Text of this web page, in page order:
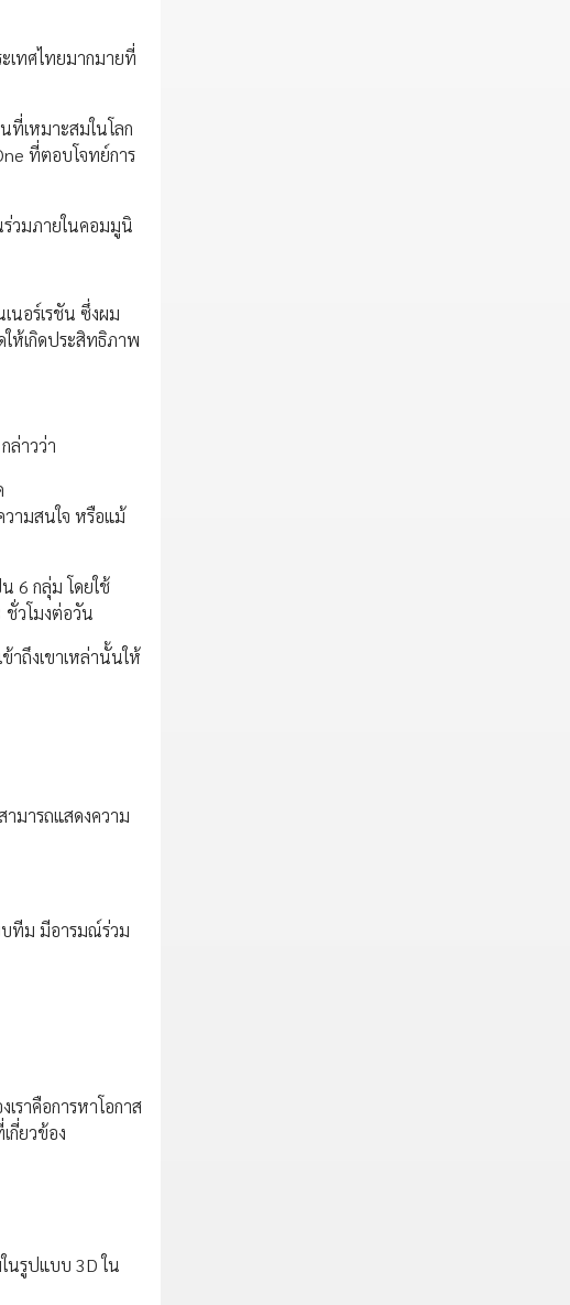
เทศไทยมากมายที่
ที่เหมาะสมในโลก
ที่ตอบโจทย์การ
ร่วมภายในคอมมูนิ
นอร์เรชัน ซึ่งผม
ห้เกิดประสิทธิภาพ
ล่าวว่า
ามสนใจ หรือแม้
6 กลุ่ม โดยใช้
ชั่วโมงต่อวัน
าถึงเขาเหล่านั้นให้
ามารถแสดงความ
บทีม มีอารมณ์ร่วม
ราคือการหาโอกาส
กี่ยวข้อง
นรูปแบบ 3D ใน